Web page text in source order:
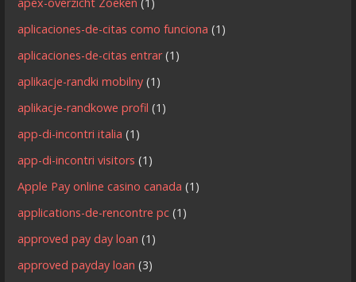
aplicaciones-de-citas como funciona (1)
aplicaciones-de-citas entrar(1)
aplikacje-randki mobilny (1)
aplikacje-randkowe profil (1)
app-di-incontri italia (1)
app-di-incontri visitors (1)
Apple Pay online casino canada (1)
applications-de-rencontre pc (1)
approved pay day loan (1)
approved payday loan (3)